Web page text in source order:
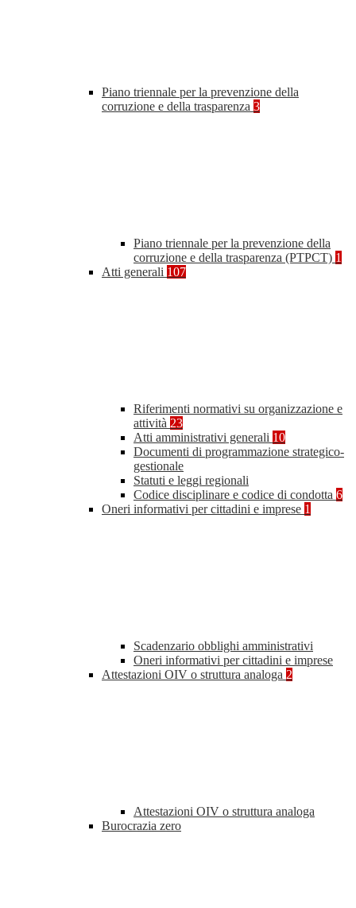
Piano triennale per la prevenzione della
corruzione e della trasparenza 3
Piano triennale per la prevenzione della
corruzione e della trasparenza (PTPCT) 1
Atti generali 107
Riferimenti normativi su organizzazione e
attività 23
Atti amministrativi generali 10
Documenti di programmazione strategico-
gestionale
Statuti e leggi regionali
Codice disciplinare e codice di condotta 6
Oneri informativi per cittadini e imprese 1
Scadenzario obblighi amministrativi
Oneri informativi per cittadini e imprese
Attestazioni OIV o struttura analoga 2
Attestazioni OIV o struttura analoga
Burocrazia zero